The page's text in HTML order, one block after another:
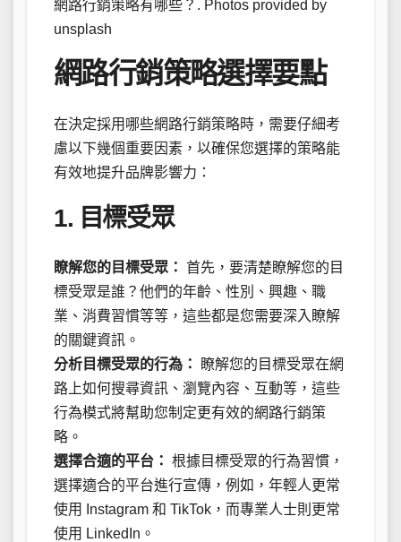
網路行銷策略有哪些？. Photos provided by
unsplash
網路行銷策略選擇要點
在決定採用哪些網路行銷策略時，需要仔細考
慮以下幾個重要因素，以確保您選擇的策略能
有效地提升品牌影響力：
1. 目標受眾
瞭解您的目標受眾： 首先，要清楚瞭解您的目
標受眾是誰？他們的年齡、性別、興趣、職
業、消費習慣等等，這些都是您需要深入瞭解
的關鍵資訊。
分析目標受眾的行為：
瞭解您的目標受眾在網
路上如何搜尋資訊、瀏覽內容、互動等，這些
行為模式將幫助您制定更有效的網路行銷策
略。
選擇合適的平台： 根據目標受眾的行為習慣，
選擇適合的平台進行宣傳，例如，年輕人更常
使用 Instagram 和 TikTok，而專業人士則更常
使用 LinkedIn。